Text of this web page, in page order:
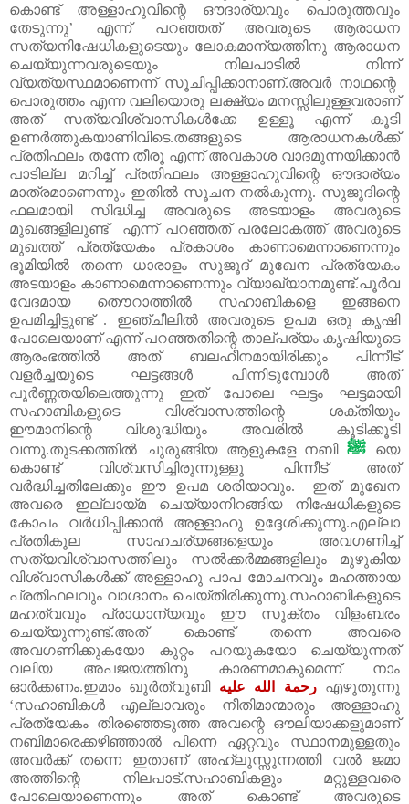
കൊണ്ട് അള്ളാഹുവിന്റെ ഔദാര്യവും പൊരുത്തവും
തേടുന്നു’ എന്ന് പറഞ്ഞത് അവരുടെ ആരാധന
സത്യനിഷേധികളുടെയും ലോകമാന്യത്തിനു ആരാധന
ചെയ്യുന്നവരുടെയും നിലപാടിൽ നിന്ന്
വ്യത്യസ്ഥമാണെന്ന് സൂചിപ്പിക്കാനാണ്.അവർ നാഥന്റെ
പൊരുത്തം എന്ന വലിയൊരു ലക്ഷ്യം മനസ്സിലുള്ളവരാണ്
അത് സത്യവിശ്വാസികൾക്കേ ഉള്ളൂ എന്ന് കൂടി
ഉണർത്തുകയാണിവിടെ.തങ്ങളുടെ ആരാധനകൾക്ക്
പ്രതിഫലം തന്നേ തീരൂ എന്ന് അവകാശ വാദമുന്നയിക്കാൻ
പാടില്ല മറിച്ച് പ്രതിഫലം അള്ളാഹുവിന്റെ ഔദാര്യം
മാത്രമാണെന്നും ഇതിൽ സൂചന നൽകുന്നു. സുജൂദിന്റെ
ഫലമായി സിദ്ധിച്ച അവരുടെ അടയാളം അവരുടെ
മുഖങ്ങളിലുണ്ട് എന്ന് പറഞ്ഞത് പരലോകത്ത് അവരുടെ
മുഖത്ത് പ്രത്യേകം പ്രകാശം കാണാമെന്നാണെന്നും
ഭൂമിയിൽ തന്നെ ധാരാളം സുജൂദ് മുഖേന പ്രത്യേകം
അടയാളം കാണാമെന്നാണെന്നും വ്യാഖ്യാനമുണ്ട്.പൂർവ
വേദമായ തൌറാത്തിൽ സഹാബികളെ ഇങ്ങനെ
ഉപമിച്ചിട്ടുണ്ട് . ഇഞ്ചീലിൽ അവരുടെ ഉപമ ഒരു കൃഷി
പോലെയാണ് എന്ന് പറഞ്ഞതിന്റെ താല്പര്യം കൃഷിയുടെ
ആരംഭത്തിൽ അത് ബലഹീനമായിരിക്കും പിന്നീട്
വളർച്ചയുടെ ഘട്ടങ്ങൾ പിന്നിടുമ്പോൾ അത്
പൂർണ്ണതയിലെത്തുന്നു ഇത് പോലെ ഘട്ടം ഘട്ടമായി
സഹാബികളുടെ വിശ്വാസത്തിന്റെ ശക്തിയും
ഈമാനിന്റെ വിശുദ്ധിയും അവരിൽ കൂടിക്കൂടി
വന്നു.തുടക്കത്തിൽ ചുരുങ്ങിയ ആളുകളേ നബിﷺ
യെ
കൊണ്ട് വിശ്വസിച്ചിരുന്നുള്ളൂ പിന്നീട് അത്
വർദ്ധിച്ചതിലേക്കും ഈ ഉപമ ശരിയാവും. ഇത് മുഖേന
അവരെ ഇല്ലായ്മ ചെയ്യാനിറങ്ങിയ നിഷേധികളുടെ
കോപം വർധിപ്പിക്കാൻ അള്ളാഹു ഉദ്ദേശിക്കുന്നു.എല്ലാ
പ്രതികൂല സാഹചര്യങ്ങളെയും അവഗണിച്ച്
സത്യവിശ്വാസത്തിലും സൽക്കർമ്മങ്ങളിലും മുഴുകിയ
വിശ്വാസികൾക്ക് അള്ളാഹു പാപ മോചനവും മഹത്തായ
പ്രതിഫലവും വാഗ്ദാനം ചെയ്തിരിക്കുന്നു.സഹാബികളുടെ
മഹത്വവും പ്രാധാന്യവും ഈ സൂക്തം വിളംബരം
ചെയ്യുന്നുണ്ട്.അത് കൊണ്ട് തന്നെ അവരെ
അവഗണിക്കുകയോ കുറ്റം പറയുകയോ ചെയ്യുന്നത്
വലിയ അപജയത്തിനു കാരണമാകുമെന്ന് നാം
ഓർക്കണം.ഇമാം ഖുർത്വുബി رحمة الله عليه
എഴുതുന്നു
‘സഹാബികൾ എല്ലാവരും നീതിമാന്മാരും അള്ളാഹു
പ്രത്യേകം തിരഞ്ഞെടുത്ത അവന്റെ ഔലിയാക്കളുമാണ്
നബിമാരെക്കഴിഞ്ഞാൽ പിന്നെ ഏറ്റവും സ്ഥാനമുള്ളതും
അവർക്ക് തന്നെ ഇതാണ് അഹ്‌ലുസ്സുന്നത്തി വൽ ജമാ
അത്തിന്റെ നിലപാട്.സഹാബികളും മറ്റുള്ളവരെ
പോലെയാണെന്നും അത് കൊണ്ട് അവരുടെ